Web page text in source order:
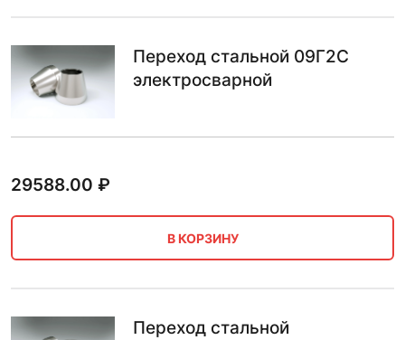
Переход стальной 09Г2С
электросварной
29588.00 ₽
В КОРЗИНУ
Переход стальной